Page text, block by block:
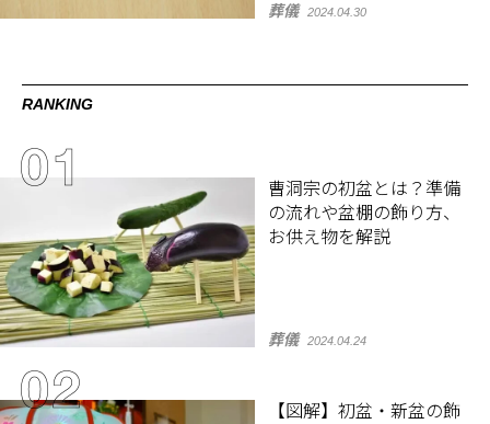
葬儀 2024.04.30
RANKING
曹洞宗の初盆とは？準備
の流れや盆棚の飾り方、
お供え物を解説
葬儀 2024.04.24
【図解】初盆・新盆の飾